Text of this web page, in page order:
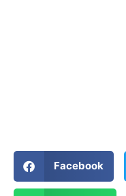
Facebook